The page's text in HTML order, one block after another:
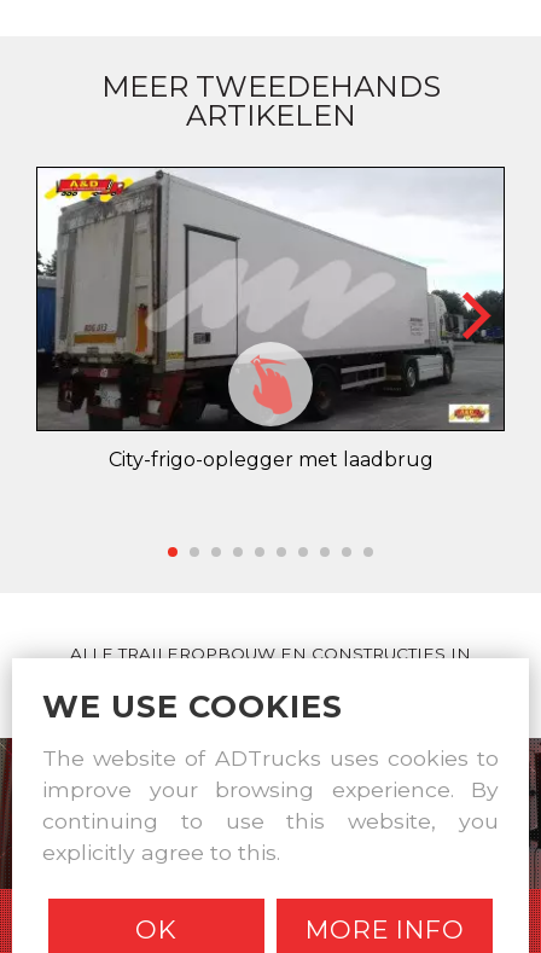
WE USE COOKIES
The website of ADTrucks uses cookies to
improve your browsing experience. By
continuing to use this website, you
explicitly agree to this.
OK MORE INFO
MEER TWEEDEHANDS
ARTIKELEN
City-frigo-oplegger met laadbrug
ALLE TRAILEROPBOUW EN CONSTRUCTIES IN